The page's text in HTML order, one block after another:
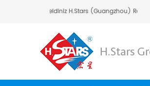
Hoşgeldiniz H.Stars (Guangzhou)